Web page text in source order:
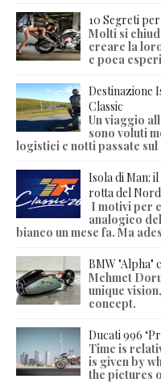
10 Segreti
Molti si
creare la
e poca
Destinazione
Classic
Un viaggio
sono voluti
logistici e notti passate
Isola di Man:
rotta del Nord
I motivi per
analogico
bianco un mese fa. Ma
BMW "Alpha"
Mehmet
unique
concept.
Ducati 996
Time is
is given by
the pictures